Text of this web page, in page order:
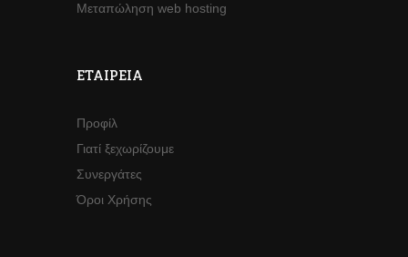
Μεταπώληση web hosting
ΕΤΑΙΡΕΊΑ
Προφίλ
Γιατί ξεχωρίζουμε
Συνεργάτες
Όροι Χρήσης